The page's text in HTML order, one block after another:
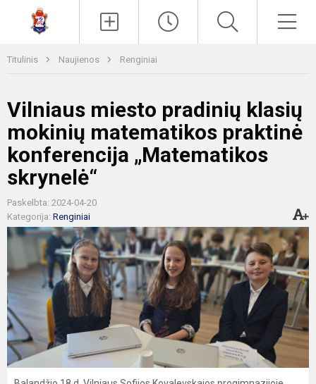
Titulinis Naujienos Renginiai
Vilniaus miesto pradinių klasių
mokinių matematikos praktinė
konferencija „Matematikos
skrynelė“
Paskelbta: 2024-04-20
Kategorija: Renginiai